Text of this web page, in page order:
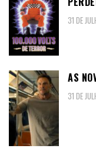
31 DE
AS
31 DE